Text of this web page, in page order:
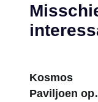
Kosmos
Paviljoen op